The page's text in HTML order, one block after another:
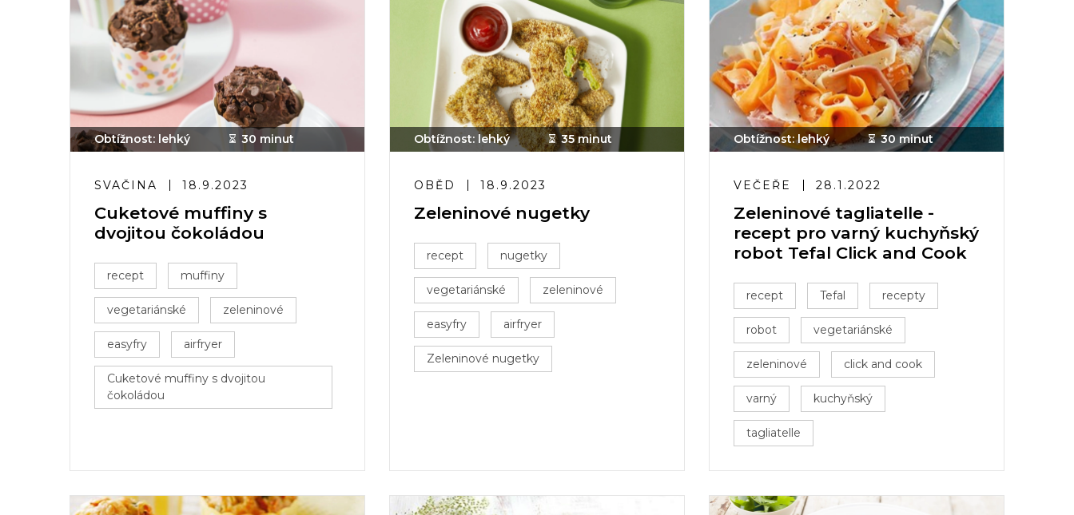
Obtížnost: lehký 30 minut
SVAČINA 18.9.2023
Cuketové muffiny s
dvojitou čokoládou
recept muffiny
vegetariánské zeleninové
easyfry airfryer
Cuketové muffiny s dvojitou
čokoládou
Obtížnost: lehký 35 minut
OBĚD 18.9.2023
Zeleninové nugetky
recept nugetky
vegetariánské zeleninové
easyfry airfryer
Zeleninové nugetky
Obtížnost: lehký 30 minut
VEČEŘE 28.1.2022
Zeleninové tagliatelle -
recept pro varný kuchyňský
robot Tefal Click and Cook
recept Tefal recepty
robot vegetariánské
zeleninové click and cook
varný kuchyňský
tagliatelle